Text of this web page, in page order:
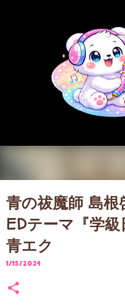
青の祓魔師 島
EDテーマ『学
青エク
1/15/2024